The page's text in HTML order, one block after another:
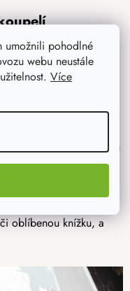
umožnili pohodlné
webu neustále
Více
informace, jak se na
tělu i po ní. Z těch
dostatečný pitný
neposlední řadě
horké) vaně. Ta
přidáme epsomskou
Masážní váleček ale
Doporučujeme
oblíbenou knížku, a